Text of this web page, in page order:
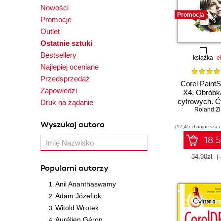
Nowości
Promocje
Outlet
Ostatnie sztuki
Bestsellery
Najlepiej oceniane
Przedsprzedaż
Zapowiedzi
Druk na żądanie
Wyszukaj autora
Popularni autorzy
Anil Ananthaswamy
Adam Józefiok
Witold Wrotek
Promocja
książka
Corel
X4.
cyfrowych.
Roland
(17,45 zł najniższa
34.90zł